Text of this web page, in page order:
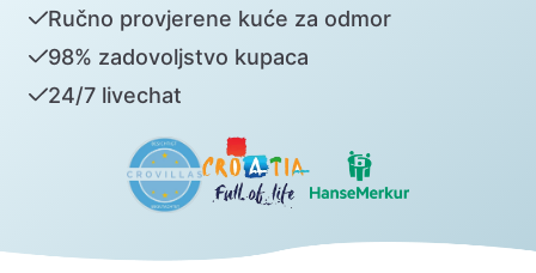
Ručno provjerene kuće za odmor
98% zadovoljstvo kupaca
24/7 livechat